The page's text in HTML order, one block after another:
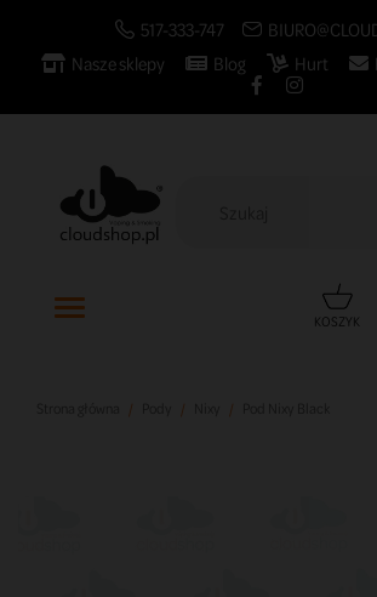
517-333-747
Nasze sklepy
Blog Hurt
KOSZYK